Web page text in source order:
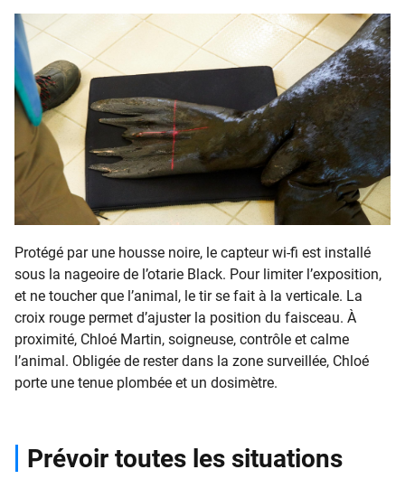
Protégé par une housse noire, le capteur wi-fi est installé
sous la nageoire de l’otarie Black. Pour limiter l’exposition,
et ne toucher que l’animal, le tir se fait à la verticale. La
croix rouge permet d’ajuster la position du faisceau. À
proximité, Chloé Martin, soigneuse, contrôle et calme
l’animal. Obligée de rester dans la zone surveillée, Chloé
porte une tenue plombée et un dosimètre.
Prévoir toutes les situations